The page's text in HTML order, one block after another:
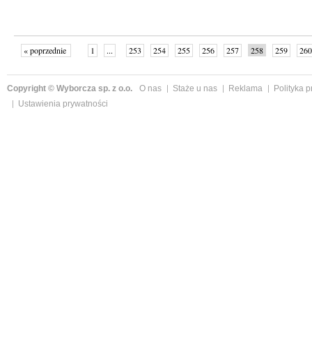
« poprzednie 1 ... 253 254 255 256 257 258 259
260
Copyright © Wyborcza sp. z o.o. O nas Staże u nas Reklama
Polityka
Ustawienia prywatności